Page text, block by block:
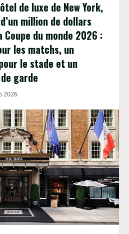
de luxe de New York,
million de dollars
du monde 2026 :
les matchs, un
le stade et un
garde
2026